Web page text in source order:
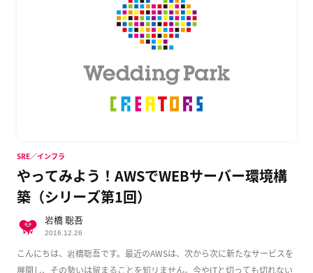
やってみよう！AWSでWEBサーバー環境構
築（シリーズ第1回）
こんにちは、岩橋聡吾です。最近のAWSは、次から次に新たなサービスを
展開し、その勢いは留まることを知リません。今やITと切っても切れない
SRE／インフラ
岩橋 聡吾
2016.12.26